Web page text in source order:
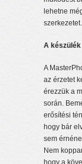
lehetne
A
A
az érzetet
érezzük a
során.
erősítési
hogy bár
sem
Nem